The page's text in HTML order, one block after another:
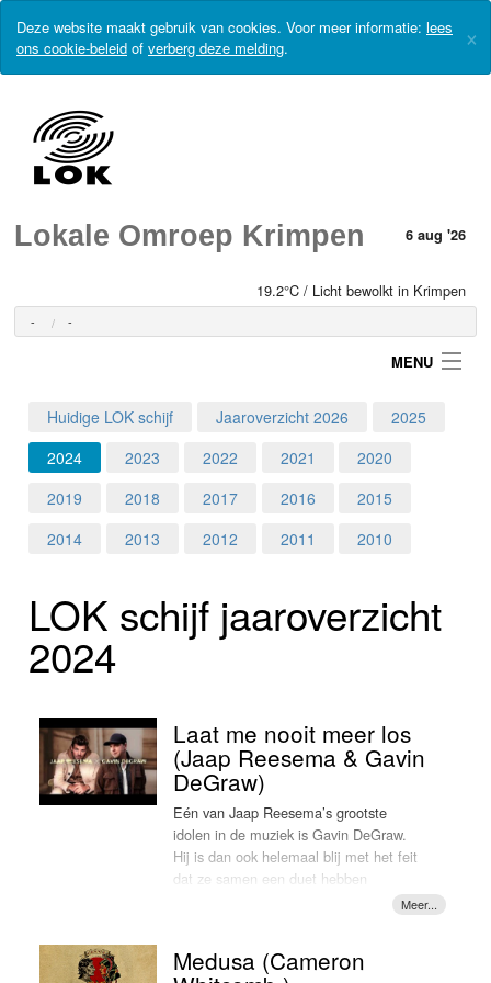
Deze website maakt gebruik van cookies. Voor meer informatie: lees
ons cookie-beleid of verberg deze melding. ×
Lokale Omroep Krimpen 6 aug '26
19.2°C / Licht bewolkt in Krimpen
- -
MENU
Login
Home
Programma's
Nieuws
Foto's
Webcam
Huidige LOK schijf Jaaroverzicht 2026
2025
2024
2023 2022 2021
2020
2019
2018 2017 2016
2015
2014
2013 2012 2011 2010
LOK schijf jaar­over­zicht
2024
Laat me nooit meer los
(Jaap Reesema & Gavin
DeGraw)
Eén van Jaap Reesema’s grootste
idolen in de muziek is Gavin DeGraw.
Hij is dan ook helemaal blij met het feit
dat ze samen een duet hebben
opgenomen. Het gaat om een nieuwe
Reesema’s album 'Als je voor me staat'.
Medusa (Cameron